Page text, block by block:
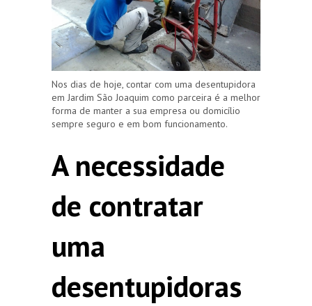
Nos dias de hoje, contar com uma desentupidora
em Jardim São Joaquim como parceira é a melhor
forma de manter a sua empresa ou domicílio
sempre seguro e em bom funcionamento.
A necessidade
de contratar
uma
desentupidoras